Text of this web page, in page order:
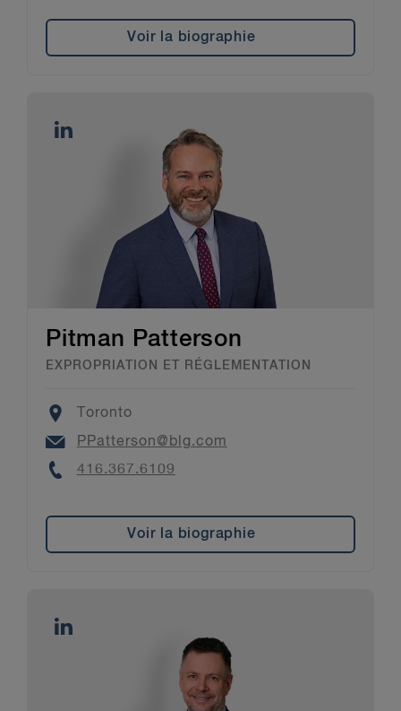
Voir la biographie
Pitman Patterson
EXPROPRIATION ET RÉGLEMENTATION
Location
Toronto
Email
PPatterson@blg.com
Phone
416.367.6109
Voir la biographie